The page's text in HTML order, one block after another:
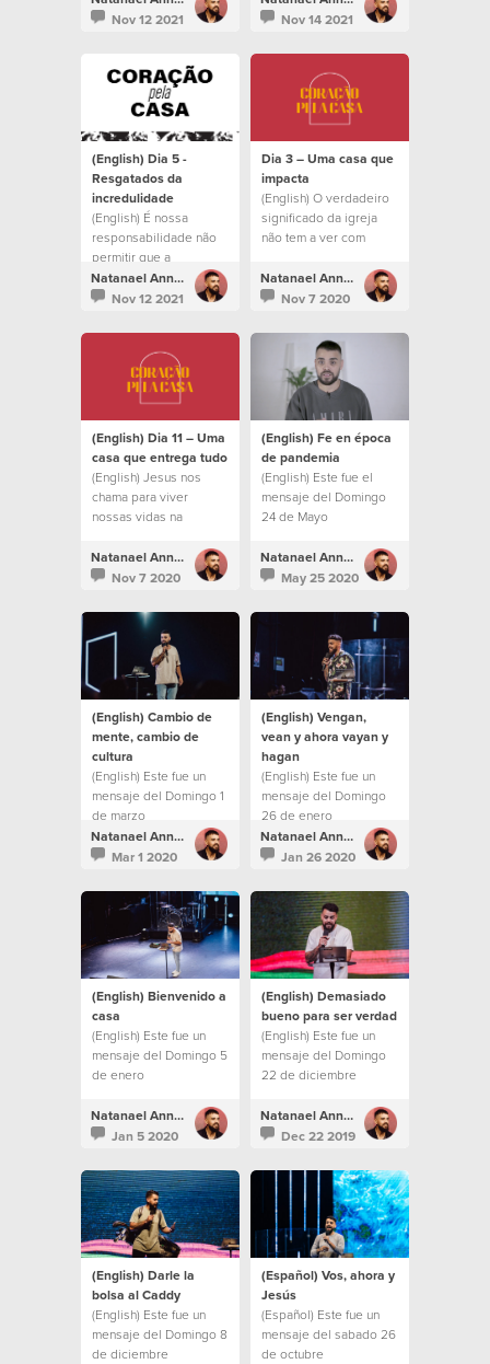
saquen de todo lo que
Nov 12 2021
daquilo que Ele está
Nov 14 2021
(English) Dia 5 -
Resgatados da
incredulidade
(English) É nossa
responsabilidade não
permitir que a
familiaridade e a
incredulidade nos
Deus tem para nós.
Natanael Annacondia
Nov 12 2021
Dia 3 – Uma casa que
impacta
(English) O verdadeiro
significado da igreja
não tem a ver com
Natanael Annacondia
Nov 7 2020
(English) Dia 11 – Uma
casa que entrega tudo
(English) Jesus nos
chama para viver
nossas vidas na
Natanael Annacondia
Nov 7 2020
(English) Fe en época
de pandemia
(English) Este fue el
mensaje del Domingo
24 de Mayo
Natanael Annacondia
May 25 2020
(English) Cambio de
mente, cambio de
cultura
(English) Este fue un
mensaje del Domingo 1
de marzo
Natanael Annacondia
Mar 1 2020
(English) Vengan,
vean y ahora vayan y
hagan
(English) Este fue un
mensaje del Domingo
26 de enero
Natanael Annacondia
Jan 26 2020
(English) Bienvenido a
casa
(English) Este fue un
mensaje del Domingo 5
de enero
Natanael Annacondia
Jan 5 2020
(English) Demasiado
bueno para ser verdad
(English) Este fue un
mensaje del Domingo
22 de diciembre
Natanael Annacondia
Dec 22 2019
(English) Darle la
bolsa al Caddy
(English) Este fue un
mensaje del Domingo 8
de diciembre
(Español) Vos, ahora y
Jesús
(Español) Este fue un
mensaje del sabado 26
de octubre